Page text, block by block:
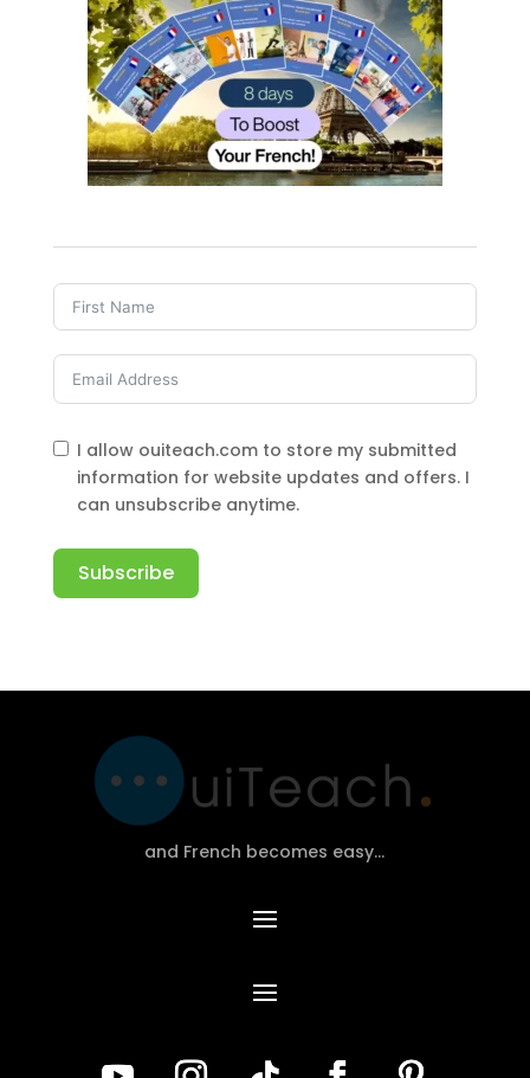
I allow ouiteach.com to store my submitted
information for website updates and offers. I
can unsubscribe anytime.
Subscribe
and French becomes easy…